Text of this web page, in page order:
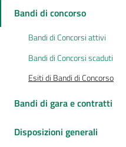
Bandi di concorso
Bandi di Concorsi attivi
Bandi di Concorsi scaduti
Esiti di Bandi di Concorso
Bandi di gara e contratti
Disposizioni generali